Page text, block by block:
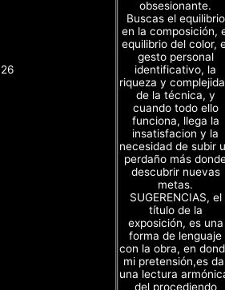
26
obsesionante.
Buscas el equilibrio
en la composición,
equilibrio del color,
gesto personal
identificativo, la
riqueza y
de la técnica, y
cuando todo ello
funciona, llega la
insatisfacion y la
necesidad de subir
perdaño más
descubrir nuevas
metas.
SUGERENCIAS, el
título de la
exposición, es una
forma de lenguaje
con la obra, en
mi pretensión,es
una lectura
del procediendo